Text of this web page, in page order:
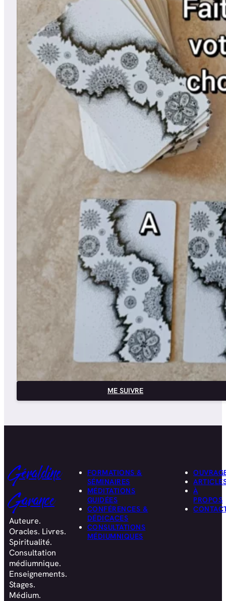
ME SUIVRE
Géraldine
Garance
Auteure.
Oracles. Livres.
Spiritualité.
Consultation
médiumnique.
Enseignements.
Stages.
Médium.
FORMATIONS &
SÉMINAIRES
MÉDITATIONS
GUIDÉES
CONFÉRENCES &
DÉDICACES
CONSULTATIONS
MÉDIUMNIQUES
À
PROPOS